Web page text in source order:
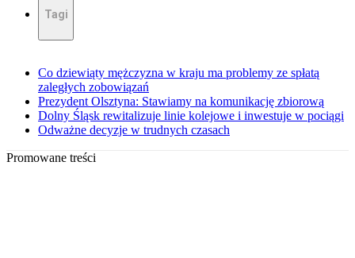
Tagi
Co dziewiąty mężczyzna w kraju ma problemy ze spłatą
zaległych zobowiązań
Prezydent Olsztyna: Stawiamy na komunikację zbiorową
Dolny Śląsk rewitalizuje linie kolejowe i inwestuje w pociągi
Odważne decyzje w trudnych czasach
Promowane treści